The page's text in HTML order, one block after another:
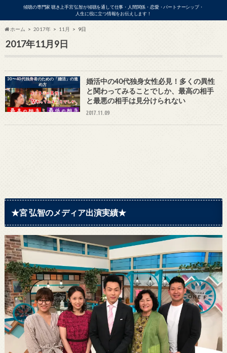
傾聴の専門家 聴き上手宮 弘智が傾聴を通して仕事・人間関係・恋愛・パートナーシップ・
人生に役に立つ情報をお伝えします！
ホーム 2017年 11月 9日
2017年11月9日
30〜40代独身者のための「婚活」の進
め方
婚活中の40代独身女性必見！多くの異性
と関わってみることでしか、最高の相手
と最悪の相手は見分けられない
2017.11.09
★宮 弘智のメディア出演実績★